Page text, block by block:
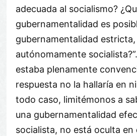
adecuada al socialismo?
gubernamentalidad es
gubernamentalidad
autónomamente
estaba plenamente
respuesta no la hallaría en
todo caso, limitémonos a
una gubernamentalidad
socialista, no está oculta en